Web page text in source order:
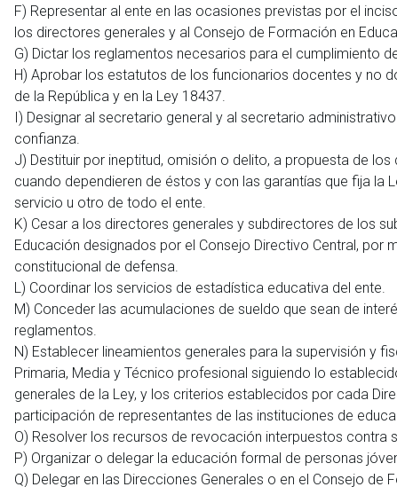
F) Representar al ente en las ocasiones previstas por el
los directores generales y al Consejo de Formación en
G) Dictar los reglamentos necesarios para el cumplimiento
H) Aprobar los estatutos de los funcionarios docentes y no
de la República y en la Ley 18437.
I) Designar al secretario general y al secretario
confianza.
J) Destituir por ineptitud, omisión o delito, a propuesta de
cuando dependieren de éstos y con las garantías que fija la
servicio u otro de todo el ente.
K) Cesar a los directores generales y subdirectores de los
Educación designados por el Consejo Directivo Central,
constitucional de defensa.
L) Coordinar los servicios de estadística educativa del ente.
M) Conceder las acumulaciones de sueldo que sean de
reglamentos.
N) Establecer lineamientos generales para la supervisión y
Primaria, Media y Técnico profesional siguiendo lo
generales de la Ley, y los criterios establecidos por cada
participación de representantes de las instituciones de
O) Resolver los recursos de revocación interpuestos
P) Organizar o delegar la educación formal de personas
Q) Delegar en las Direcciones Generales o en el Consejo